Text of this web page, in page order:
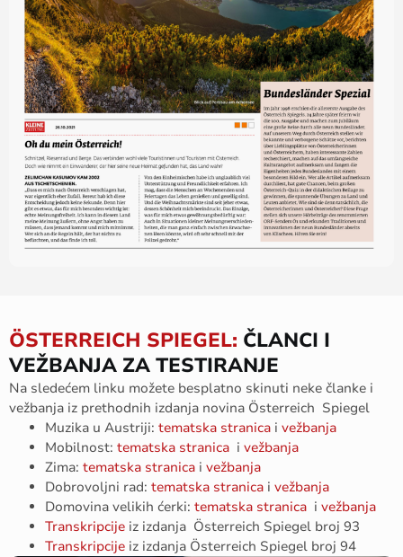
ÖSTERREICH SPIEGEL: ČLANCI I
VEŽBANJA ZA TESTIRANJE
Na sledećem linku možete besplatno skinuti neke članke i
vežbanja iz prethodnih izdanja novina Österreich Spiegel
Muzika u Austriji: tematska stranica i vežbanja
Mobilnost: tematska stranica i vežbanja
Zima: tematska stranica i vežbanja
Dobrovoljni rad: tematska stranica i vežbanja
Domovina velikih ćerki: tematska stranica i vežbanja
Transkripcije iz izdanja Österreich Spiegel broj 93
Transkripcije iz izdanja Österreich Spiegel broj 94